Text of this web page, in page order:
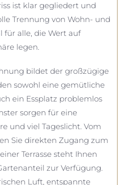
ist klar gegliedert und
Trennung von Wohn- und
für alle, die Wert auf
legen.
bildet der großzügige
sowohl eine gemütliche
ein Essplatz problemlos
sorgen für eine
und viel Tageslicht. Vom
Sie direkten Zugang zum
Terrasse steht Ihnen
zur Verfügung.
Luft, entspannte